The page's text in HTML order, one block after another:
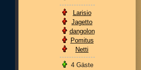
Larisio
Jagetto
dangolon
Pomitus
Netti
4 Gäste